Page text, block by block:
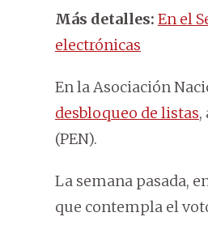
Más detalles: En el
electrónicas
En la Asociación
desbloqueo de listas,
(PEN).
La semana pasada,
que contempla el